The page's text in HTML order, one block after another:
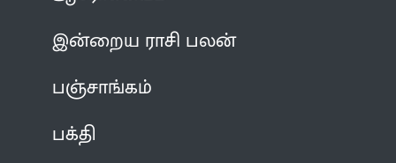
இன்றைய ராசி பலன்
பஞ்சாங்கம்
பக்தி